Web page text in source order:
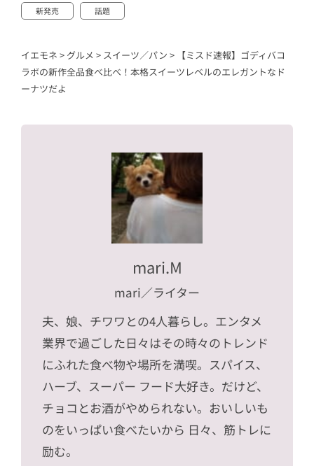
新発売 話題
イエモネ > グルメ > スイーツ／パン > 【ミスド速報】ゴディバコ
ラボの新作全品食べ比べ！本格スイーツレベルのエレガントなド
ーナツだよ
mari.M
mari／ライター
夫、娘、チワワとの4人暮らし。エンタメ
業界で過ごした日々はその時々のトレンド
にふれた食べ物や場所を満喫。スパイス、
ハーブ、スーパー フード大好き。だけど、
チョコとお酒がやめられない。おいしいも
のをいっぱい食べたいから 日々、筋トレに
励む。